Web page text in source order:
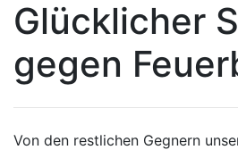
Glücklicher
gegen
Von den restlichen Gegnern